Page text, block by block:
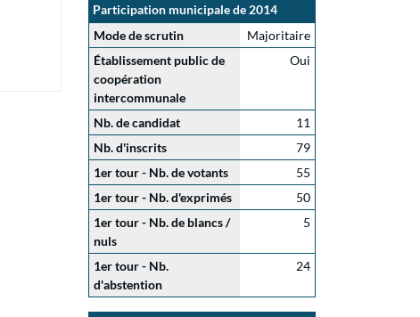
Participation municipale de 2014
Mode de scrutin
Majoritaire
Établissement public de
coopération
intercommunale
Oui
Nb. de candidat
11
Nb. d'inscrits
79
1er tour - Nb. de votants
55
1er tour - Nb. d'exprimés
50
1er tour - Nb. de blancs /
nuls
5
1er tour - Nb.
d'abstention
24